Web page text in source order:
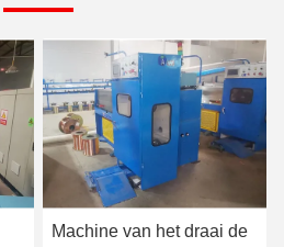
Machine van het draai de